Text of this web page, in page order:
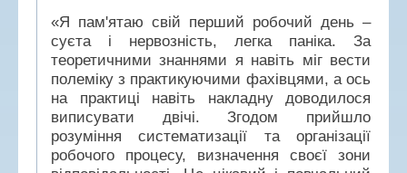
«Я пам'ятаю свій перший робочий день –
суєта і нервозність, легка паніка. За
теоретичними знаннями я навіть міг вести
полеміку з практикуючими фахівцями, а ось
на практиці навіть накладну доводилося
виписувати двічі. Згодом прийшло
розуміння систематизації та організації
робочого процесу, визначення своєї зони